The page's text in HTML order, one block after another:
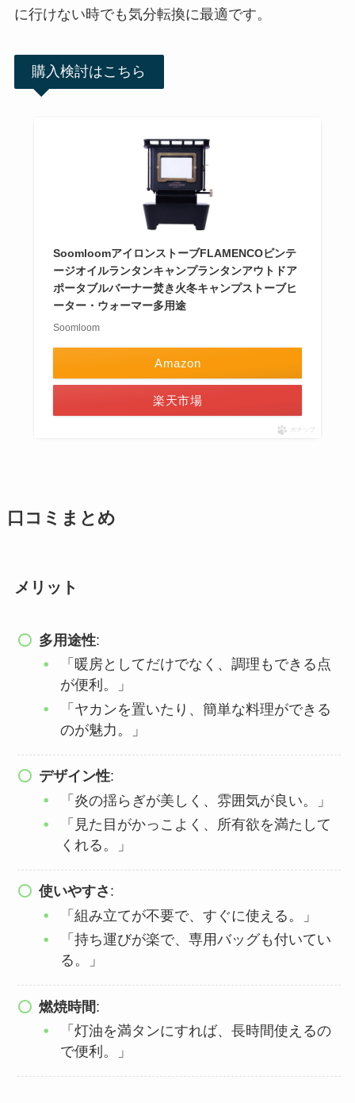
に行けない時でも気分転換に最適です。
購入検討はこちら
SoomloomアイロンストーブFLAMENCOビンテ
ージオイルランタンキャンプランタンアウトドア
ポータブルバーナー焚き火冬キャンプストーブヒ
ーター・ウォーマー多用途
Soomloom
Amazon
楽天市場
ポチップ
口コミまとめ
メリット
多用途性:
「暖房としてだけでなく、調理もできる点
が便利。」
「ヤカンを置いたり、簡単な料理ができる
のが魅力。」
デザイン性:
「炎の揺らぎが美しく、雰囲気が良い。」
「見た目がかっこよく、所有欲を満たして
くれる。」
使いやすさ :
「組み立てが不要で、すぐに使える。」
「持ち運びが楽で、専用バッグも付いてい
る。」
燃焼時間:
「灯油を満タンにすれば、長時間使えるの
で便利。」